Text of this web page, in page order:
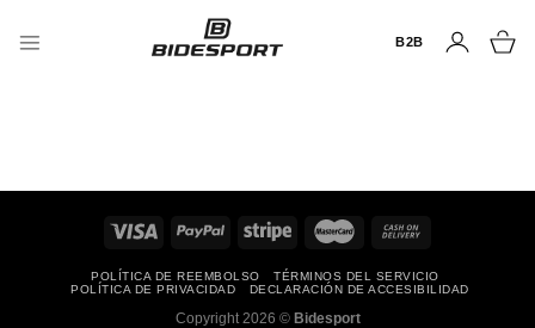
B2B
POLÍTICA DE REEMBOLSO
TÉRMINOS DEL SERVICIO
POLÍTICA DE PRIVACIDAD
DECLARACIÓN DE ACCESIBILIDAD
Copyright 2026 © Bidesport